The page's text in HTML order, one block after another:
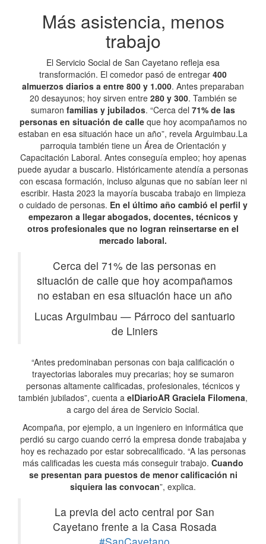
Más asistencia, menos
trabajo
El Servicio Social de San Cayetano refleja esa
transformación. El comedor pasó de entregar 400
almuerzos diarios a entre 800 y 1.000. Antes preparaban
20 desayunos; hoy sirven entre 280 y 300. También se
sumaron familias y jubilados. “Cerca del 71% de las
personas en situación de calleque hoy acompañamos no
estaban en esa situación hace un año”, revela Arguimbau.La
parroquia también tiene un Área de Orientación y
Capacitación Laboral. Antes conseguía empleo; hoy apenas
puede ayudar a buscarlo. Históricamente atendía a personas
con escasa formación, incluso algunas que no sabían leer ni
escribir. Hasta 2023 la mayoría buscaba trabajo en limpieza
o cuidado de personas. En el último año cambió el perfil y
empezaron a llegar abogados, docentes, técnicos y
otros profesionales que no logran reinsertarse en el
mercado laboral.
Cerca del 71% de las personas en
situación de calle que hoy acompañamos
no estaban en esa situación hace un año
Lucas Arguimbau —Párroco del santuario
de Liniers
“Antes predominaban personas con baja calificación o
trayectorias laborales muy precarias; hoy se sumaron
personas altamente calificadas, profesionales, técnicos y
también jubilados”, cuenta a elDiarioAR Graciela Filomena,
a cargo del área de Servicio Social.
Acompaña, por ejemplo, a un ingeniero en informática que
perdió su cargo cuando cerró la empresa donde trabajaba y
hoy es rechazado por estar sobrecalificado. “A las personas
más calificadas les cuesta más conseguir trabajo. Cuando
se presentan para puestos de menor calificación ni
siquiera las convocan”, explica.
La previa del acto central por San
Cayetano frente a la Casa Rosada